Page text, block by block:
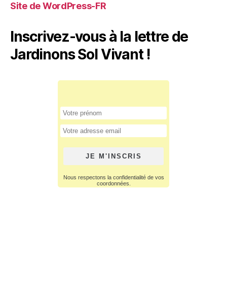
Site de WordPress-FR
Inscrivez-vous à la lettre de
Jardinons Sol Vivant !